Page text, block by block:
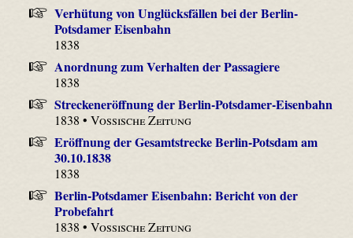
Verhütung von Unglücksfällen bei der Berlin-
Potsdamer Eisenbahn
1838
Anordnung zum Verhalten der Passagiere
1838
Streckeneröffnung der Berlin-Potsdamer-Eisenbahn
1838 •Vossische Zeitung
Eröffnung der Gesamtstrecke Berlin-Potsdam am
30.10.1838
1838
Berlin-Potsdamer Eisenbahn: Bericht von der
Probefahrt
1838 •Vossische Zeitung